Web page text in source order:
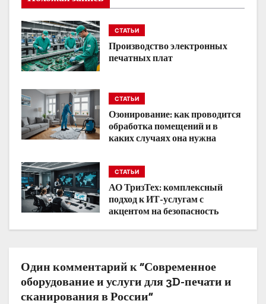
ц
и
я
п
о
з
п
и
с
м
СТАТЬИ
Производство электронных
печатных плат
СТАТЬИ
Озонирование: как проводится
обработка помещений и в
каких случаях она нужна
СТАТЬИ
АО ТризТех: комплексный
подход к ИТ-услугам с
акцентом на безопасность
Один комментарий к “Современное
оборудование и услуги для 3D-печати и
сканирования в России”